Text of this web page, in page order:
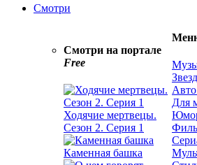
Смотри
Смотри на портале
Free
Ходячие мертвецы.
Сезон 2. Серия 1
Каменная башка
Для